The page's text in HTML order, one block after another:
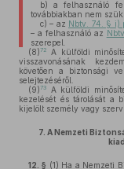
b) a felhasználó
továbbiakban nem
c) – az Nbtv. 74. § i)
– a felhasználó az
szerepel.
(8)72
A külföldi
visszavonásának
követően a biztonsági
selejtezéséről.
(9)73
A külföldi
kezelését és tárolását a
kijelölt személy vagy szerv
7. A Nemzeti
12. § (1) Ha a Nemzeti